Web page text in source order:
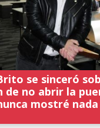
se sinceró
de no abrir la
mostré